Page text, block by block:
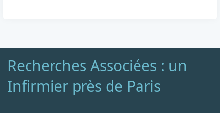
Recherches Associées : un
Infirmier près de Paris